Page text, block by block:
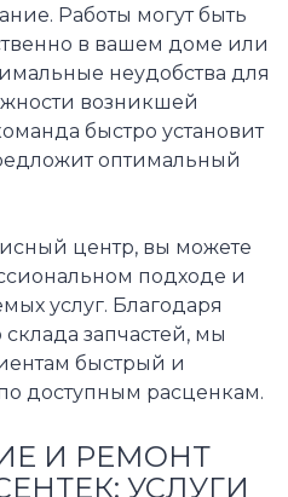
Работы могут быть
в вашем доме или
неудобства для
возникшей
быстро установит
оптимальный
центр, вы можете
подходе и
услуг. Благодаря
запчастей, мы
быстрый и
доступным расценкам.
И РЕМОНТ
УСЛУГИ